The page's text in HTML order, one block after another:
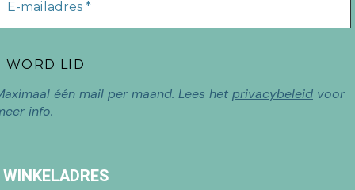
één mail per maand. Lees het privacybeleid voor
info.
WINKELADRES